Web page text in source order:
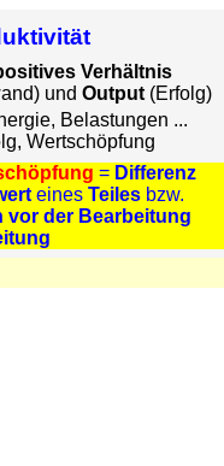
Verhältnis
und Output (Erfolg)
Belastungen ...
Wertschöpfung
= Differenz
eines Teiles bzw.
vor der Bearbeitung